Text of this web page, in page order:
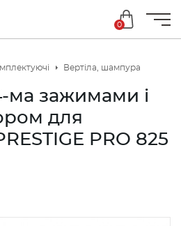
0
Вертіла, шампура
ма зажимами і
для
PRO 825